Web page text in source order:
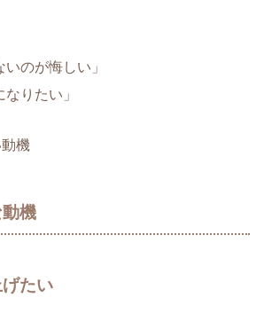
いのが悔しい」
なりたい」
機
機
たい